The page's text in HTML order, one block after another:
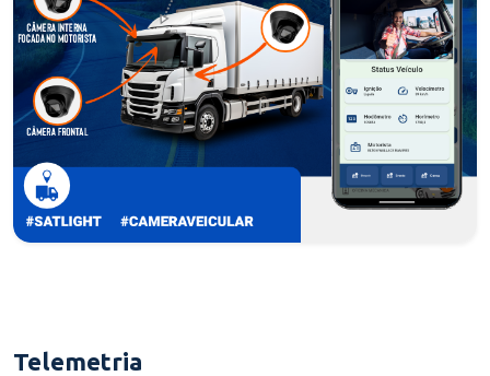
Telemetria